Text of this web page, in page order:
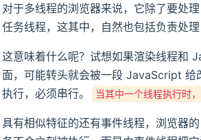
对于多线程的浏览器来说，它除了要处
任务线程，这其中，自然也包括负责处
这意味着什么呢？试想如果渲染线程和
面，可能转头就会被一段 JavaScript 给
执行，必须串行。
当其中一个线程执行时
具有相似特征的还有事件线程，浏览器